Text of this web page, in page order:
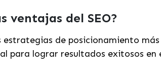
ventajas del SEO?
estrategias de posicionamiento
para lograr resultados exitosos